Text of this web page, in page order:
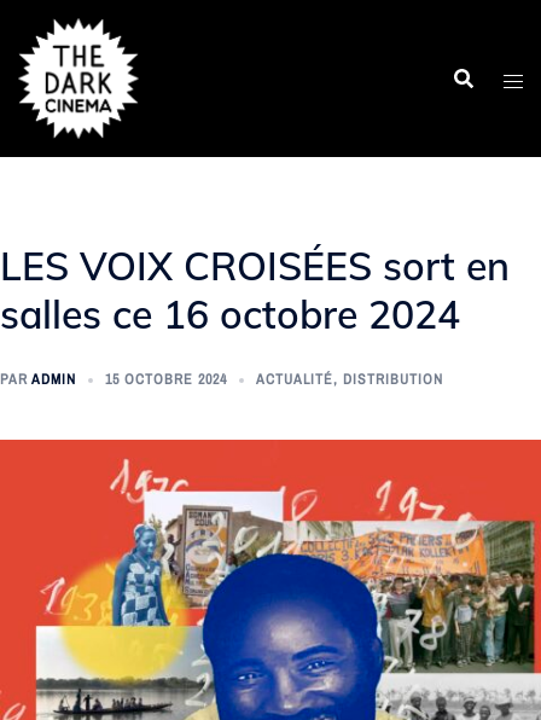
contenu
LES VOIX CROISÉES sort en
salles ce 16 octobre 2024
PARADMIN 15 OCTOBRE 2024 ACTUALITÉ, DISTRIBUTION